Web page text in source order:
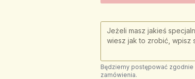
Będziemy postępować
zamówienia.